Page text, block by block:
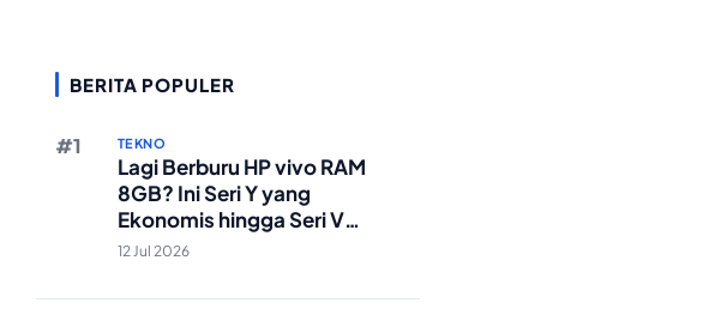
BERITA POPULER
TEKNO
Lagi Berburu HP vivo RAM
8GB? Ini Seri Y yang
Ekonomis hingga Seri V
Berstandar Militer!
12 Jul 2026